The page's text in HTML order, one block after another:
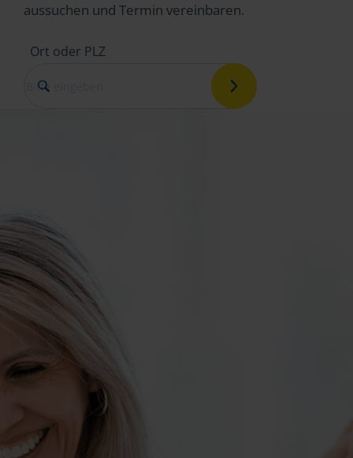
aussuchen und Termin vereinbaren.
Ort oder PLZ